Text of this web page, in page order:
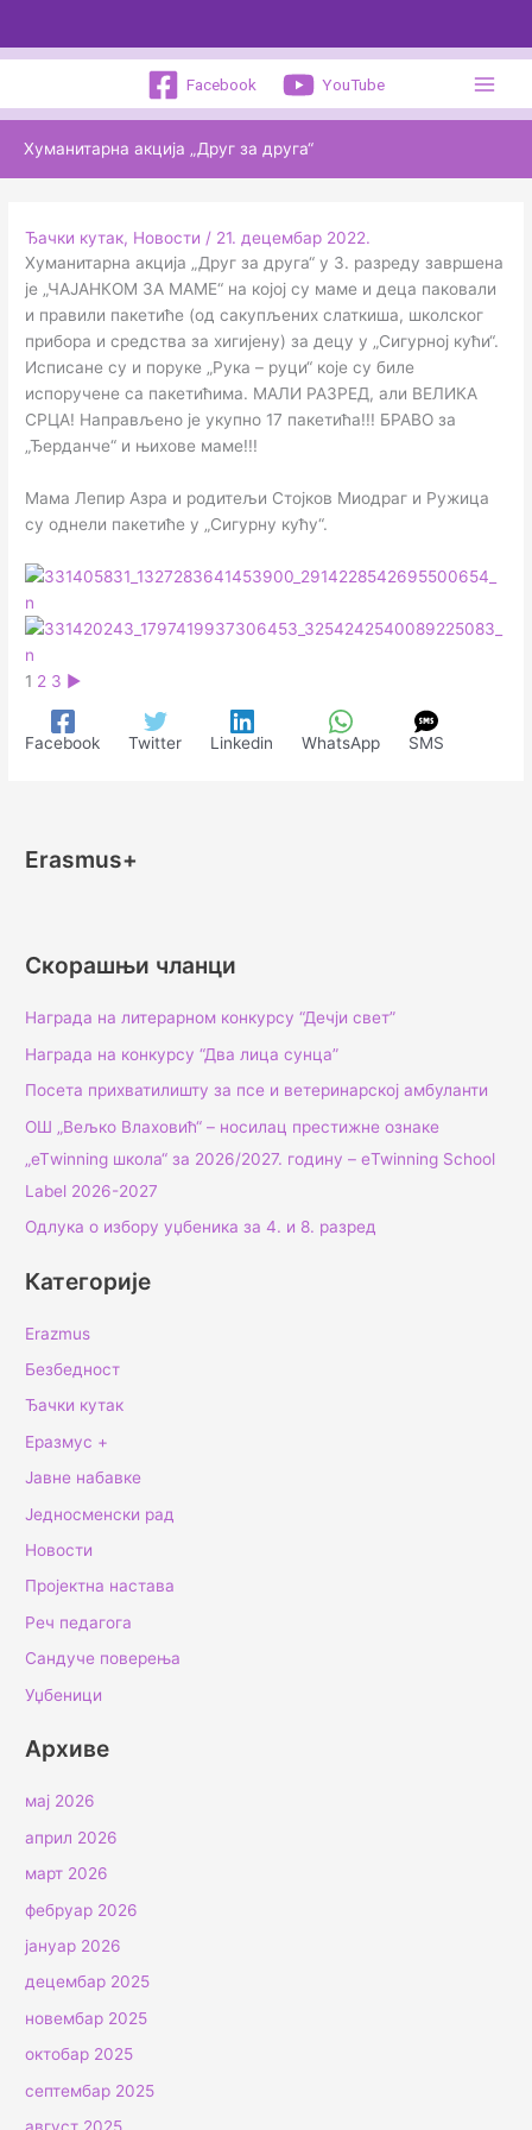
садржај
Facebook
YouTube
Хуманитарна акција „Друг за друга“
Ђачки кутак, Новости / 21. децембар 2022.
Хуманитарна акција „Друг за друга“ у 3. разреду завршена
је „ЧАЈАНКОМ ЗА МАМЕ“ на којој су маме и деца паковали
и правили пакетиће (од сакупљених слаткиша, школског
прибора и средства за хигијену) за децу у „Сигурној кући“.
Исписане су и поруке „Рука – руци“ које су биле
испоручене са пакетићима. МАЛИ РАЗРЕД, али ВЕЛИКА
СРЦА! Направљено је укупно 17 пакетића!!! БРАВО за
„Ђерданче“ и њихове маме!!!
Мама Лепир Азра и родитељи Стојков Миодраг и Ружица
су однели пакетиће у „Сигурну кућу“.
1 2 3 ►
Facebook Twitter Linkedin WhatsApp SMS
Erasmus+
Скорашњи чланци
Награда на литерарном конкурсу “Дечји свет”
Награда на конкурсу “Два лица сунца”
Посета прихватилишту за псе и ветеринарској амбуланти
ОШ „Вељко Влаховић“ – носилац престижне ознаке
„еТwinning школа“ за 2026/2027. годину – еTwinning School
Label 2026-2027
Одлука о избору уџбеника за 4. и 8. разред
Категорије
Erazmus
Безбедност
Ђачки кутак
Еразмус +
Јавне набавке
Једносменски рад
Новости
Пројектна настава
Реч педагога
Сандуче поверења
Уџбеници
Архиве
мај 2026
април 2026
март 2026
фебруар 2026
јануар 2026
децембар 2025
новембар 2025
октобар 2025
септембар 2025